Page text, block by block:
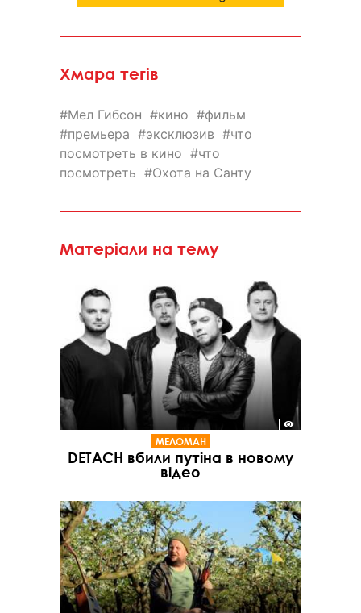
Хмара тегів
Мел Гибсон кино
фильм
премьера
эксклюзив
что
посмотреть в кино
что
посмотреть
Охота на Санту
Матеріали на тему
МЕЛОМАН
DETACH вбили путіна в новому
відео